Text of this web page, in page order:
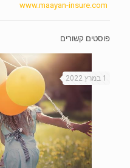
www.maayan-insure.com
פוסטים קשורים
1 במרץ 2022